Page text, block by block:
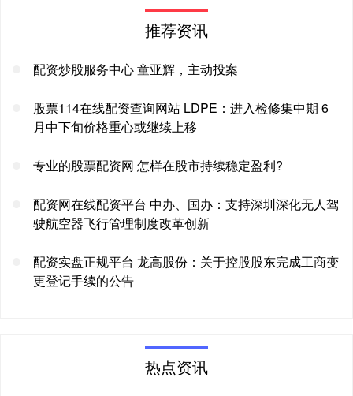
推荐资讯
配资炒股服务中心 童亚辉，主动投案
股票114在线配资查询网站 LDPE：进入检修集中期 6
月中下旬价格重心或继续上移
专业的股票配资网 怎样在股市持续稳定盈利?
配资网在线配资平台 中办、国办：支持深圳深化无人驾
驶航空器飞行管理制度改革创新
配资实盘正规平台 龙高股份：关于控股股东完成工商变
更登记手续的公告
热点资讯